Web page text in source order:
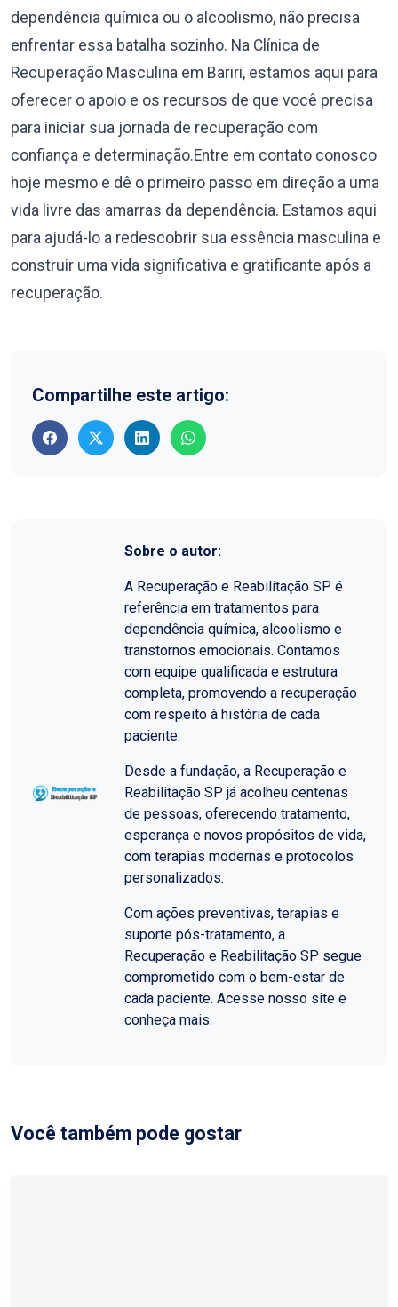
dependência química ou o alcoolismo, não precisa
enfrentar essa batalha sozinho. Na Clínica de
Recuperação Masculina em Bariri, estamos aqui para
oferecer o apoio e os recursos de que você precisa
para iniciar sua jornada de recuperação com
confiança e determinação.Entre em contato conosco
hoje mesmo e dê o primeiro passo em direção a uma
vida livre das amarras da dependência. Estamos aqui
para ajudá-lo a redescobrir sua essência masculina e
construir uma vida significativa e gratificante após a
recuperação.
Compartilhe este artigo:
Sobre o autor:
A Recuperação e Reabilitação SP é
referência em tratamentos para
dependência química, alcoolismo e
transtornos emocionais. Contamos
com equipe qualificada e estrutura
completa, promovendo a recuperação
com respeito à história de cada
paciente.
Desde a fundação, a Recuperação e
Reabilitação SP já acolheu centenas
de pessoas, oferecendo tratamento,
esperança e novos propósitos de vida,
com terapias modernas e protocolos
personalizados.
Com ações preventivas, terapias e
suporte pós-tratamento, a
Recuperação e Reabilitação SP segue
comprometido com o bem-estar de
cada paciente. Acesse nosso site e
conheça mais.
Você também pode gostar